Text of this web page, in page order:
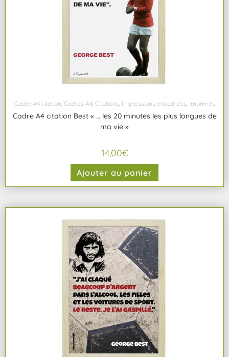
Cadre A4 citation, Cadres A4, Citations, Impressions encadrées, Imprimés
Cadre A4 citation Best « … les 20 minutes les plus longues de
ma vie »
14,00€
Ajouter au panier